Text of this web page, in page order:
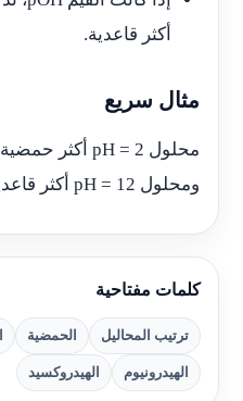
أكثر قاعدية.
مثال سريع
ومحلول pH = 12 أكثر قاعدية من محلول pH = 9.
كلمات مفتاحية
ترتيب المحاليل الحمضية
الهيدرونيوم الهيدروكسيد